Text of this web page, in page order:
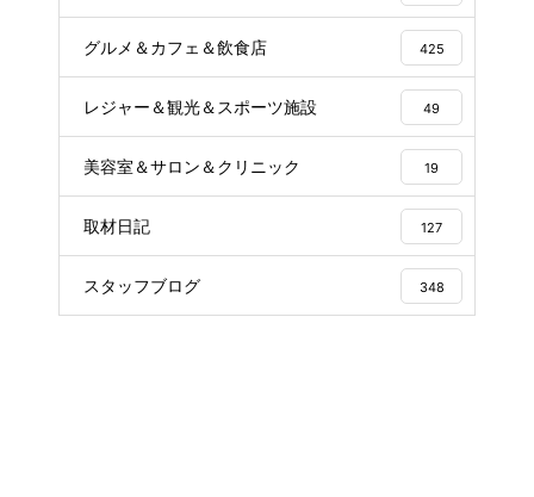
グルメ＆カフェ＆飲食店 425
レジャー＆観光＆スポーツ施設 49
美容室＆サロン＆クリニック 19
取材日記 127
スタッフブログ 348